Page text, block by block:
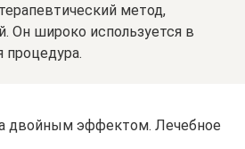
метод,
Он широко используется в
двойным эффектом. Лечебное